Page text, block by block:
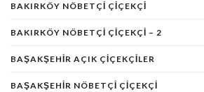
BAKIRKÖY NÖBETÇI ÇIÇEKÇI
BAKIRKÖY NÖBETÇI ÇIÇEKÇI – 2
BAŞAKŞEHIR AÇIK ÇIÇEKÇILER
BAŞAKŞEHIR NÖBETÇI ÇIÇEKÇI